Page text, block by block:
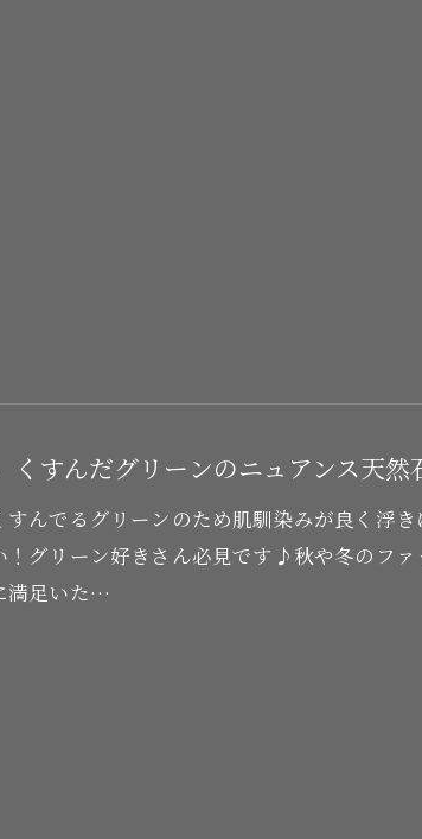
くすんだグリーンのニュアンス天然
すんでるグリーンのため肌馴染みが良く浮
！グリーン好きさん必見です♪秋や冬のフ
満足いた…